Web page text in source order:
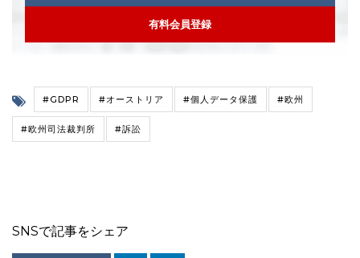
有料会員登録
#GDPR #オーストリア #個人データ保護 #欧州
#欧州司法裁判所 #訴訟
SNSで記事をシェア